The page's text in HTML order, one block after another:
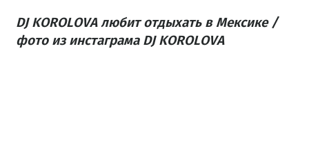
DJ KOROLOVA любит отдыхать в Мексике /
фото из инстаграма DJ KOROLOVA